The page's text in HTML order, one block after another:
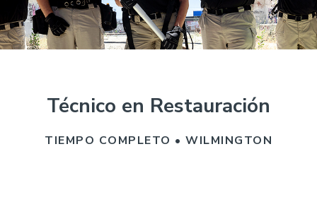
Técnico en Restauración
TIEMPO COMPLETO • WILMINGTON